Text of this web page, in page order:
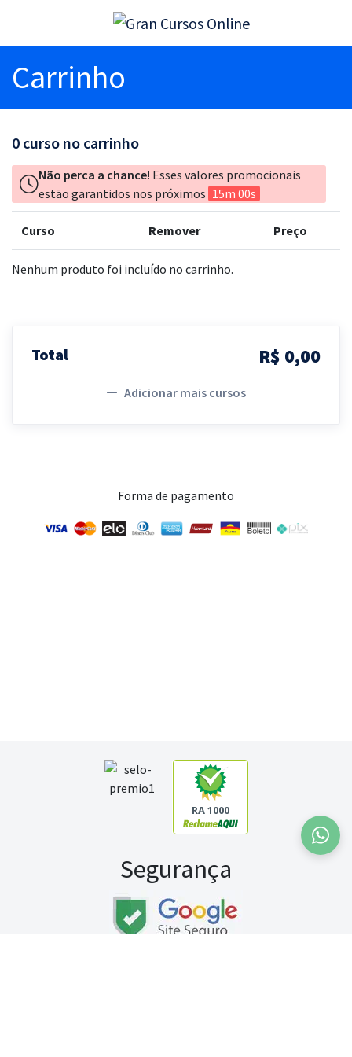
Carrinho
0 curso no carrinho
Não perca a chance! Esses valores promocionais
estão garantidos nos próximos 15m 00s
Curso Remover Preço
Nenhum produto foi incluído no carrinho.
Total R$ 0,00
Adicionar mais cursos
Forma de pagamento
RA 1000
Segurança